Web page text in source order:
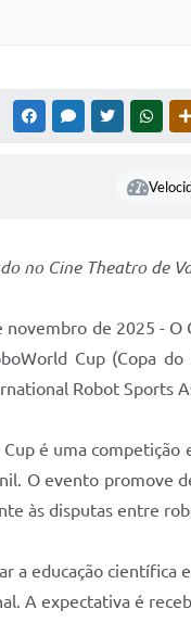
FACEBOOKMESSENGER
TWITTER
no Cine Theatro de
novembro de 2025 - O
Cup (Copa
Robot Sports
é uma
O evento promove
às disputas entre
a educação científica
A expectativa é